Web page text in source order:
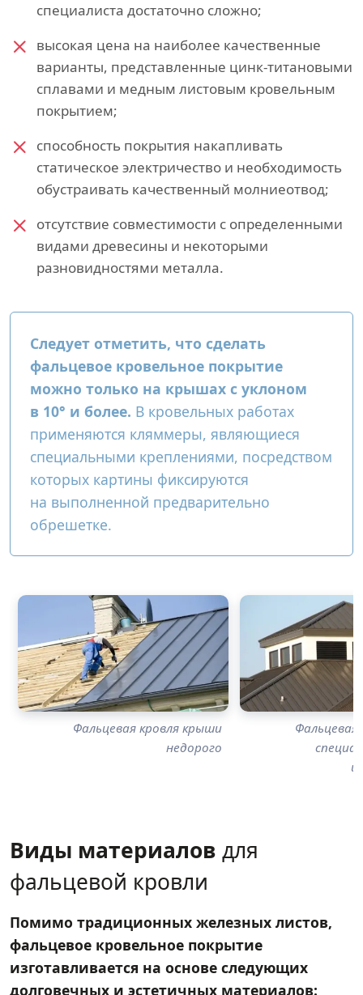
специалиста достаточно сложно;
высокая цена на наиболее качественные
варианты, представленные цинк-титановыми
сплавами и медным листовым кровельным
покрытием;
способность покрытия накапливать
статическое электричество и необходимость
обустраивать качественный молниеотвод;
отсутствие совместимости с определенными
видами древесины и некоторыми
разновидностями металла.
Следует отметить, что сделать
фальцевое кровельное покрытие
можно только на крышах с уклоном
в 10° и более. В кровельных работах
применяются кляммеры, являющиеся
специальными креплениями, посредством
которых картины фиксируются
на выполненной предварительно
обрешетке.
Фальцевая кровля крыши
недорого
Виды материалов для
фальцевой кровли
Помимо традиционных железных листов,
фальцевое кровельное покрытие
изготавливается на основе следующих
долговечных и эстетичных материалов: